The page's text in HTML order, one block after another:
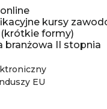
kursy
(krótkie formy)
branżowa II stopnia
EU